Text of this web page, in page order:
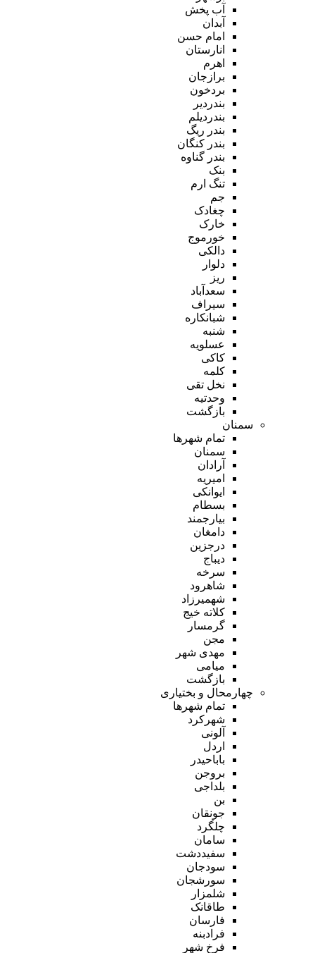
آب پخش
آبدان
امام حسن
انارستان
اهرم
برازجان
بردخون
بندردیر
بندردیلم
بندر ریگ
بندر کنگان
بندر گناوه
بنک
تنگ ارم
جم
چغادک
خارک
خورموج
دالکی
دلوار
ریز
سعدآباد
سیراف
شبانکاره
شنبه
عسلویه
کاکی
کلمه
نخل تقی
وحدتیه
بازگشت
سمنان
تمام شهر‌ها
سمنان
آرادان
امیریه
ایوانکی
بسطام
بیارجمند
دامغان
درجزین
دیباج
سرخه
شاهرود
شهمیرزاد
کلاته خیج
گرمسار
مجن
مهدی شهر
میامی
بازگشت
چهارمحال و بختیاری
تمام شهر‌ها
شهرکرد
آلونی
اردل
باباحیدر
بروجن
بلداجی
بن
جونقان
چلگرد
سامان
سفیددشت
سودجان
سورشجان
شلمزار
طاقانک
فارسان
فرادبنه
فرخ شهر